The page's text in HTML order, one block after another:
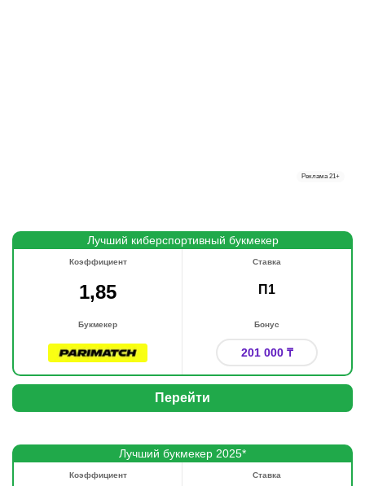
Реклама 21+
Лучший киберспортивный букмекер
Коэффициент
1,85
Ставка
П1
Букмекер Бонус
201 000 ₸
Перейти
Лучший букмекер 2025*
Коэффициент Ставка